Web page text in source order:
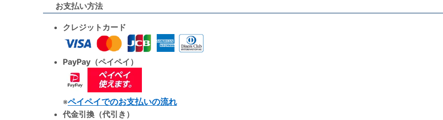
お支払い方法
クレジットカード
PayPay（ペイペイ）
※ペイペイでのお支払いの流れ
代金引換（代引き）